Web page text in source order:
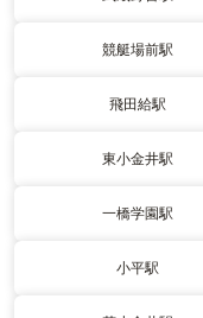
競艇場前駅
飛田給駅
東小金井駅
一橋学園駅
小平駅